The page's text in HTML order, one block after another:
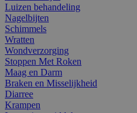
Luizen behandeling
Nagelbijten
Schimmels
Wratten
Wondverzorging
Stoppen Met Roken
Maag en Darm
Braken en Misselijkheid
Diarree
Krampen